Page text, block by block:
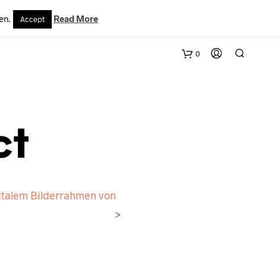
VERTRAG WIDERRUFEN
0
Bilderrahmen von
>
Accept Read More